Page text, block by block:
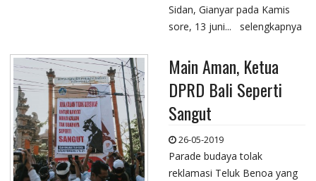
Sidan, Gianyar pada Kamis
sore, 13 juni...
selengkapnya
Main Aman, Ketua
DPRD Bali Seperti
Sangut
26-05-2019
Parade budaya tolak
reklamasi Teluk Benoa yang